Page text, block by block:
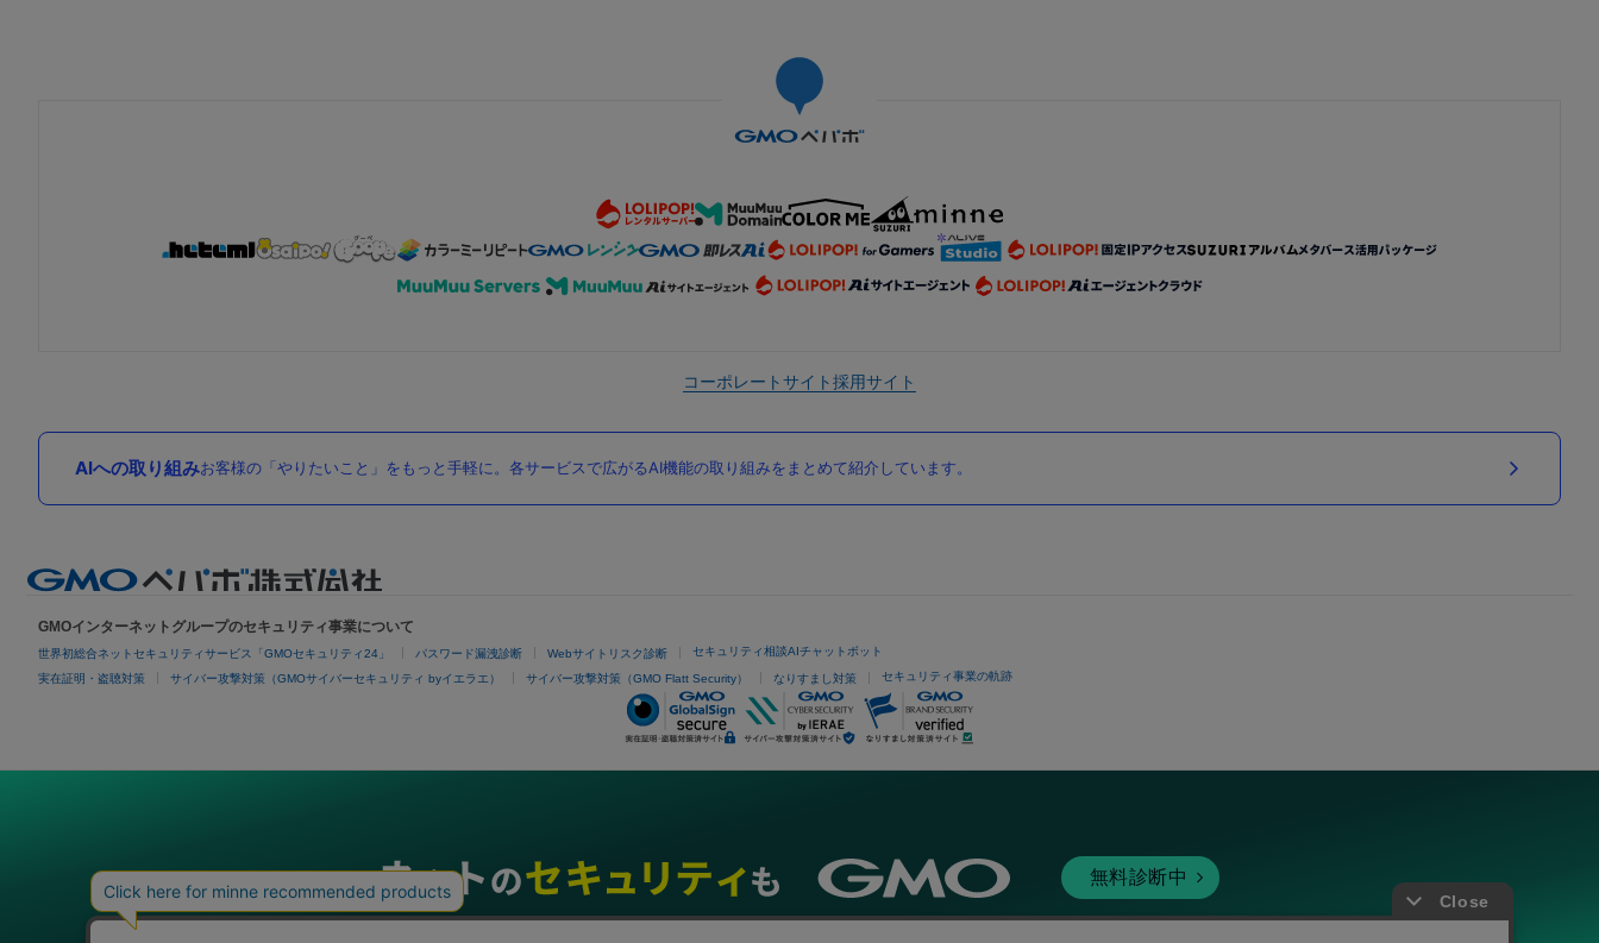
コーポレートサイト採用サイト
AIへの取り組みお客様の「やりたいこと」をもっと手軽に。各サービスで広がるAI機能の取り組みをまとめて紹介しています。
GMOインターネットグループのセキュリティ事業について
世界初総合ネットセキュリティサービス「GMOセキュリティ24」 パスワード漏洩診断 Webサイトリスク診断 セキュリティ相談AIチャットボット
実在証明・盗聴対策 サイバー攻撃対策（GMOサイバーセキュリティ byイエラエ） サイバー攻撃対策（GMO Flatt Security） なりすまし対策 セキュリティ事業の軌跡
無料診断中